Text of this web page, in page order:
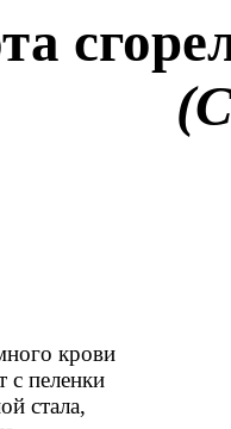
крови
с пеленки
стала,